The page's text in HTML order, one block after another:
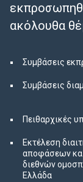
ακόλουθα
Συμβάσεις
Συμβάσεις
Πειθαρχικές
Εκτέλεση
αποφάσεων
διεθνών
Ελλάδα